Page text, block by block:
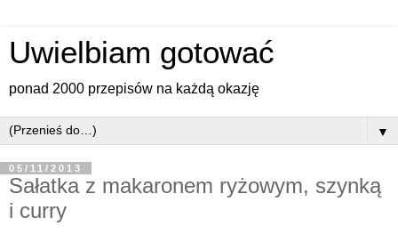
Uwielbiam gotować
ponad 2000 przepisów na każdą okazję
▼
05/11/2013
Sałatka z makaronem ryżowym, szynką
i curry